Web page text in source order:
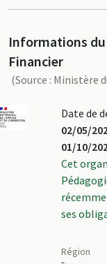
Informations
Financier
(Source : Ministère
Date de
02/05/
01/10/
Cet
ses
Région